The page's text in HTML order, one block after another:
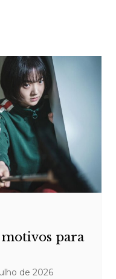
para
de 2026